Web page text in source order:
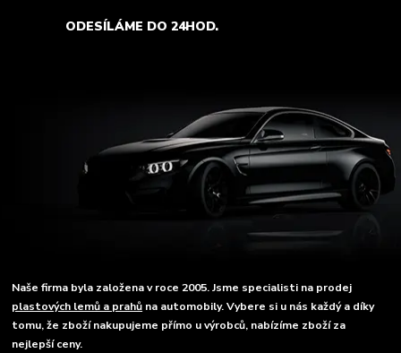
ODESÍLÁME DO 24HOD.
Naše firma byla založena v roce 2005. Jsme specialisti na prodej
plastových lemů a prahů na automobily. Vybere si u nás každý a díky
tomu, že zboží nakupujeme přímo u výrobců, nabízíme zboží za
nejlepší ceny.